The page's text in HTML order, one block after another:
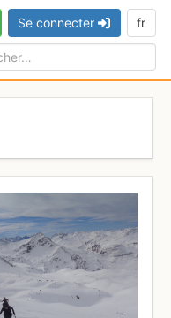
Se connecter fr